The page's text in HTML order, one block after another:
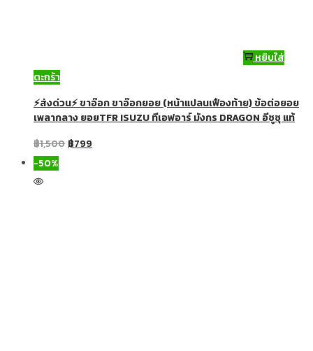
หยิบใส่
ตะกร้า
⚡ส่งด่วน⚡ ขาอ๊อก ขาอ๊อกยอย (หน้าแปลนเฟืองท้าย) ข้อต่อยอย
เพลากลาง ยอยTFR ISUZU ทีเอฟอาร์ มังกร DRAGON อีซูซุ แท้
฿1,500฿799
-50%